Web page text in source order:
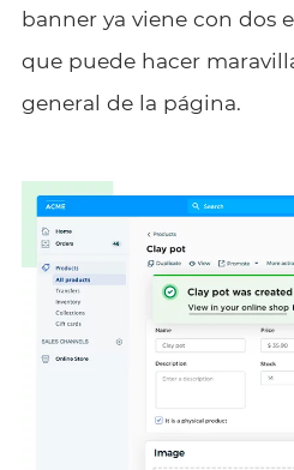
banner ya viene con dos
que puede hacer
general de la página.